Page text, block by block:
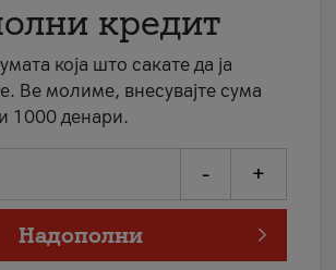
кредит
која што сакате да ја
Ве молиме, внесувајте сума
1000 денари.
- +
Надополни